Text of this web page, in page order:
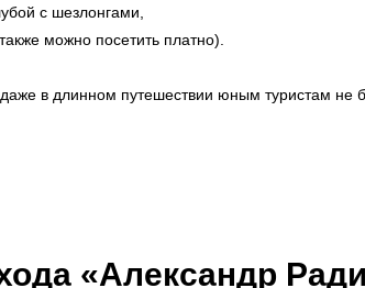
с шезлонгами,
можно посетить платно).
даже в длинном путешествии юным туристам не
«Александр